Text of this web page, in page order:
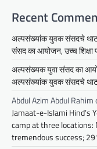
Recent
अल्पसंख्यांक युवक संसदचे
संसद का आयोजन, उच्च शिक्षा
अल्पसंख्यक युवा संसद का
अल्पसंख्यांक युवक संसदचे
Abdul Azim Abdul Rahim
Jamaat-e-Islami Hind’s
camp at three locations:
tremendous success;